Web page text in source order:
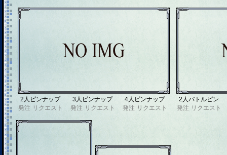
2人ピンナップ
発注 リクエスト
3人ピンナップ
発注 リクエスト
4人ピンナップ
発注 リクエスト
2人バトルピン
発注 リクエスト